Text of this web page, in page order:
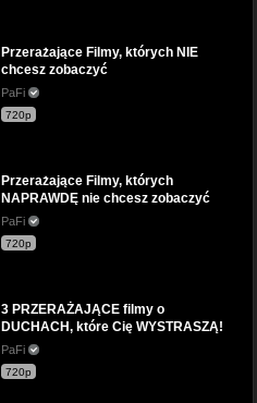
Przerażające Filmy, których NIE
chcesz zobaczyć
PaFi
720p
Przerażające Filmy, których
NAPRAWDĘ nie chcesz zobaczyć
PaFi
720p
3 PRZERAŻAJĄCE filmy o
DUCHACH, które Cię WYSTRASZĄ!
PaFi
720p